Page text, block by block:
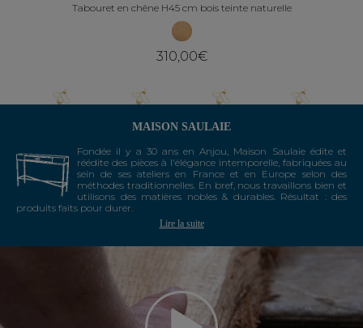
Tabouret en chêne H45 cm bois teinte naturelle
310,00€
MAISON SAULAIE
Fondée il y a 30 ans en Anjou, Maison Saulaie édite et
réédite des pièces à l'élégance intemporelle, fabriquées au
sein de ses ateliers en France et en Europe selon des
méthodes traditionnelles. En bref, nous travaillons bien et
utilisons des matières nobles & durables. Résultat : des
produits faits pour durer.
Lire la suite